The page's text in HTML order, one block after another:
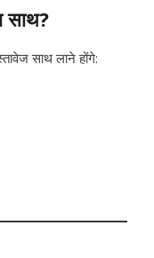
साथ?
साथ लाने होंगे: